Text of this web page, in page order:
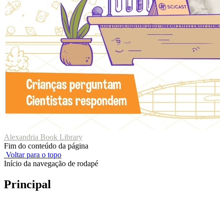
Alexandria Book Library
Fim do conteúdo da página
Voltar para o topo
Início da navegação de rodapé
Principal